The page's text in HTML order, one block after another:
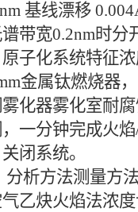
基线漂移
带宽0.2nm时分
子化系统特征
金属钛燃烧器
化器雾化室耐
一分钟完成火
闭系统。
分析方法测量方
气乙炔火焰法浓